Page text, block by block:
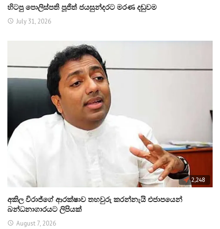
හිටපු පොලිස්පති පූජිත් ජයසුන්දරට මරණ දඬුවම
July 31, 2026
2,248
අකිල විරාජ්ගේ ආරක්ෂාව තහවුරු කරන්නැයි එජාපයෙන්
බන්ධනාගාරයට ලිපියක්
August 7, 2026